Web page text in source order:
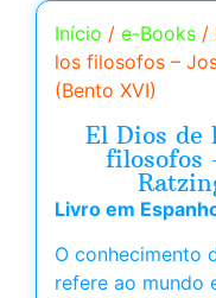
Início / e-Books /
los filosofos –
(Bento XVI)
El Dios de
filosofos
Livro em
O conhecimento
refere ao mundo